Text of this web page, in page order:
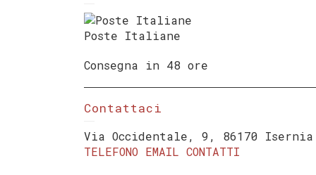
Poste Italiane
Consegna in 48 ore
Contattaci
Via Occidentale, 9, 86170
TELEFONO EMAIL CONTATTI